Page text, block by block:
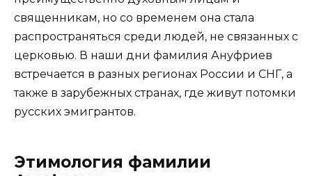
священникам, но со временем она стала
распространяться среди людей, не связанных с
церковью. В наши дни фамилия Ануфриев
встречается в разных регионах России и СНГ, а
также в зарубежных странах, где живут потомки
русских эмигрантов.
Этимология фамилии